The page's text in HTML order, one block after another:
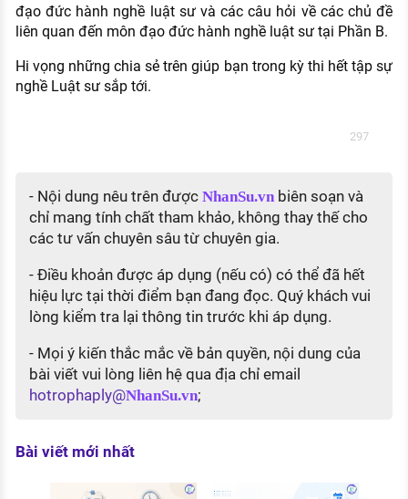
đạo đức hành nghề luật sư và các câu hỏi về các chủ đề
liên quan đến môn đạo đức hành nghề luật sư tại Phần B.
Hi vọng những chia sẻ trên giúp bạn trong kỳ thi hết tập sự
nghề Luật sư sắp tới.
297
- Nội dung nêu trên được NhanSu.vnbiên soạn và
chỉ mang tính chất tham khảo, không thay thế cho
các tư vấn chuyên sâu từ chuyên gia.
- Điều khoản được áp dụng (nếu có) có thể đã hết
hiệu lực tại thời điểm bạn đang đọc. Quý khách vui
lòng kiểm tra lại thông tin trước khi áp dụng.
- Mọi ý kiến thắc mắc về bản quyền, nội dung của
bài viết vui lòng liên hệ qua địa chỉ email
hotrophaply@NhanSu.vn;
Bài viết mới nhất